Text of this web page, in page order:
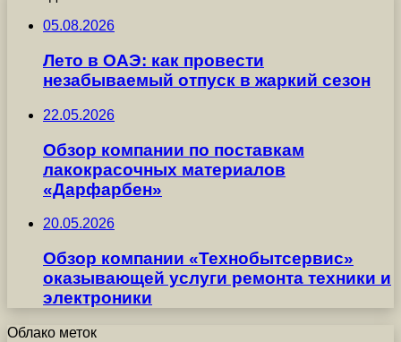
05.08.2026
Лето в ОАЭ: как провести
незабываемый отпуск в жаркий сезон
22.05.2026
Обзор компании по поставкам
лакокрасочных материалов
«Дарфарбен»
20.05.2026
Обзор компании «Технобытсервис»
оказывающей услуги ремонта техники и
электроники
Облако меток